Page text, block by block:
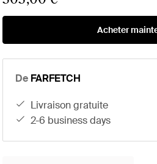
Acheter
De FARFETCH
livraison gratuite
2-6 business days